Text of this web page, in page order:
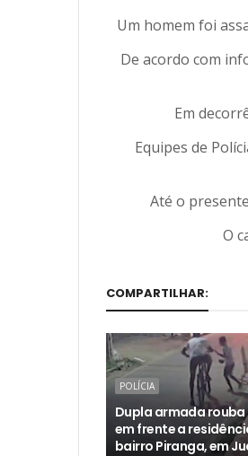
Um homem foi
De acordo com
Em
Equipes de
Até o
O
COMPARTILHAR:
POLÍCIA
Dupla armada
em frente a
bairro Piranga, em